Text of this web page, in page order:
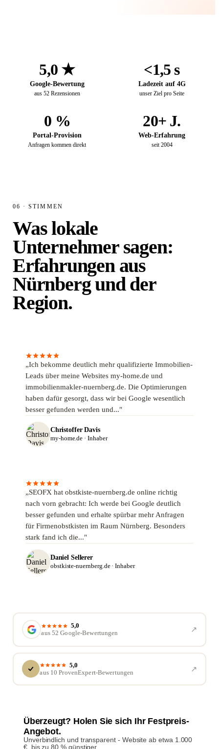
5,0 ★
Google-Bewertung
aus 52 Rezensionen
<1,5 s
Ladezeit auf 4G
unser Ziel pro Seite
0 %
Portal-Provision
Anfragen kommen direkt
20+ J.
Web-Erfahrung
seit 2004
06 · STIMMEN
Was lokale
Unternehmer sagen:
Erfahrungen aus
Nürnberg und der
Region.
„Ich bekomme deutlich mehr qualifizierte Immobilien-
Leads über meine Websites my-home.de und
immobilienmakler-nuernberg.de. Die Optimierungen
haben dafür gesorgt, dass wir bei Google wesentlich
besser gefunden werden und..."
Christoffer Davis
my-home.de · Inhaber
„SEOFX hat obstkiste-nuernberg.de online richtig
nach vorn gebracht: Ich werde bei Google deutlich
besser gefunden und erhalte spürbar mehr Anfragen
für Firmenobstkisten im Raum Nürnberg. Besonders
stark fand ich die..."
Daniel Sellerer
obstkiste-nuernberg.de · Inhaber
5,0
aus 52 Google-Bewertungen ↗︎
5,0
aus 10 ProvenExpert-Bewertungen ↗︎
Überzeugt? Holen Sie sich Ihr Festpreis-
Angebot.
Unverbindlich und transparent - Website ab etwa 1.000
€, bis zu 80 % günstiger.